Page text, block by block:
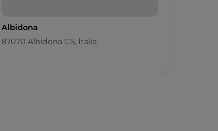
Albidona
87070 Albidona CS, Italia